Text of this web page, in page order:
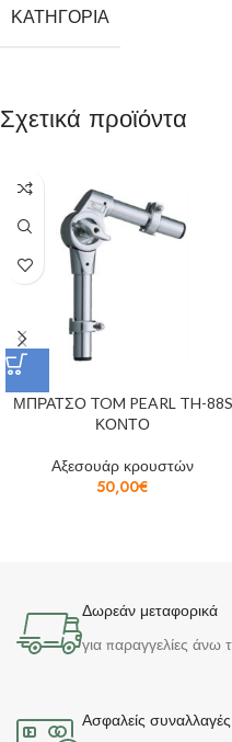
ΚΑΤΗΓΟΡΊΑ
Σχετικά προϊόντα
ΜΠΡΑΤΣΟ TOM PEARL TH-88S
ΚΟΝΤΟ
Αξεσουάρ κρουστών
50,00€
Δωρεάν μεταφορικά
για παραγγελίες άνω
Ασφαλείς συναλλαγές